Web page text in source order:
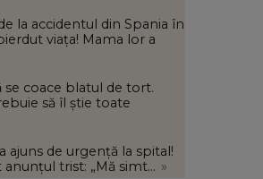
la accidentul din Spania în
viața! Mama lor a
se coace blatul de tort.
să îl știe toate
ajuns de urgență la spital!
anunțul trist: „Mă simt... »